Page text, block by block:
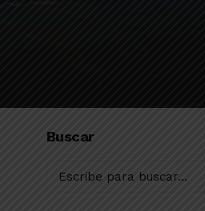
Buscar